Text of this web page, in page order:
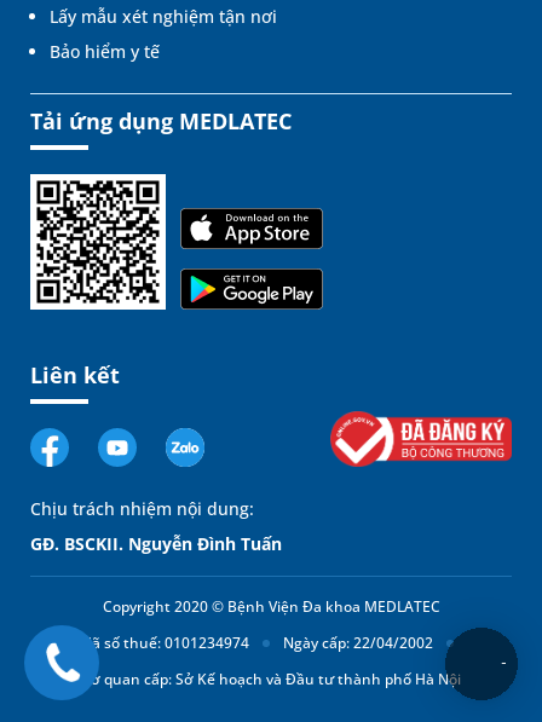
Lấy mẫu xét nghiệm tận nơi
Bảo hiểm y tế
Tải ứng dụng MEDLATEC
Liên kết
Chịu trách nhiệm nội dung:
GĐ. BSCKII. Nguyễn Đình Tuấn
Copyright 2020 © Bệnh Viện Đa khoa MEDLATEC
Mã số thuế: 0101234974
Ngày cấp: 22/04/2002
Cơ quan cấp: Sở Kế hoạch và Đầu tư thành phố Hà Nội